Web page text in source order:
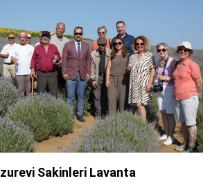
Sakinleri Lavanta